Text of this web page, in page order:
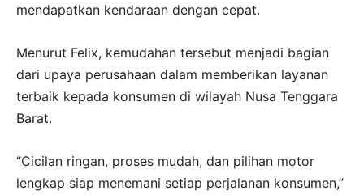
mendapatkan kendaraan dengan cepat.
Menurut Felix, kemudahan tersebut menjadi bagian
dari upaya perusahaan dalam memberikan layanan
terbaik kepada konsumen di wilayah Nusa Tenggara
Barat.
“Cicilan ringan, proses mudah, dan pilihan motor
lengkap siap menemani setiap perjalanan konsumen,”